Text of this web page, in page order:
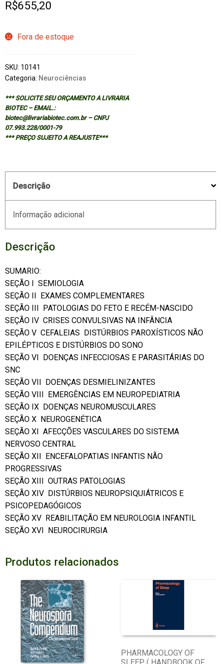
R$655,20
Fora de estoque
SKU: 10141
Categoria: Neurociências
*** SOLICITE SEU ORÇAMENTO A LIVRARIA
BIOTEC – EMAIL.:
biotec@livrariabiotec.com.br – CNPJ
07.993.228/0001-79
*** PREÇO SUJEITO A REAJUSTE***
Descrição
Informação adicional
Descrição
SUMARIO:
SEÇÃO I  SEMIOLOGIA
SEÇÃO II  EXAMES COMPLEMENTARES
SEÇÃO III  PATOLOGIAS DO FETO E RECÉM-NASCIDO
SEÇÃO IV  CRISES CONVULSIVAS NA INFÂNCIA
SEÇÃO V  CEFALEIAS  DISTÚRBIOS PAROXÍSTICOS NÃO
EPILÉPTICOS E DISTÚRBIOS DO SONO
SEÇÃO VI  DOENÇAS INFECCIOSAS E PARASITÁRIAS DO
SNC
SEÇÃO VII  DOENÇAS DESMIELINIZANTES
SEÇÃO VIII  EMERGÊNCIAS EM NEUROPEDIATRIA
SEÇÃO IX  DOENÇAS NEUROMUSCULARES
SEÇÃO X  NEUROGENÉTICA
SEÇÃO XI  AFECÇÕES VASCULARES DO SISTEMA
NERVOSO CENTRAL
SEÇÃO XII  ENCEFALOPATIAS INFANTIS NÃO
PROGRESSIVAS
SEÇÃO XIII  OUTRAS PATOLOGIAS
SEÇÃO XIV  DISTÚRBIOS NEUROPSIQUIÁTRICOS E
PSICOPEDAGÓGICOS
SEÇÃO XV  REABILITAÇÃO EM NEUROLOGIA INFANTIL
SEÇÃO XVI  NEUROCIRURGIA
Produtos relacionados
PHARMACOLOGY OF